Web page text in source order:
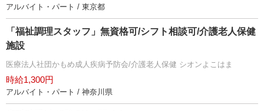
アルバイト・パート / 東京都
「福祉調理スタッフ」無資格可/シフト相談可/介護老人保健
施設
医療法人社団かもめ成人疾病予防会/介護老人保健 シオンよこはま
時給1,300円
アルバイト・パート / 神奈川県